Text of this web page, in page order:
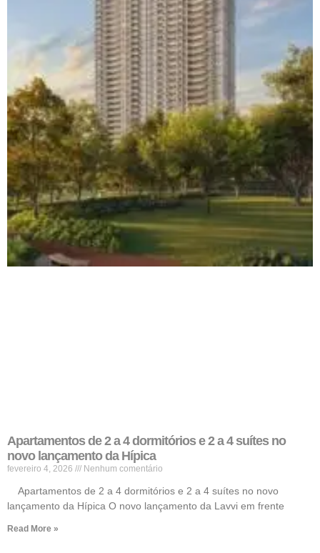
Apartamentos de 2 a 4 dormitórios e 2 a 4 suítes no
novo lançamento da Hípica
fevereiro 4, 2026 Nenhum comentário
Apartamentos de 2 a 4 dormitórios e 2 a 4 suítes no novo
lançamento da Hípica O novo lançamento da Lavvi em frente
Read More »